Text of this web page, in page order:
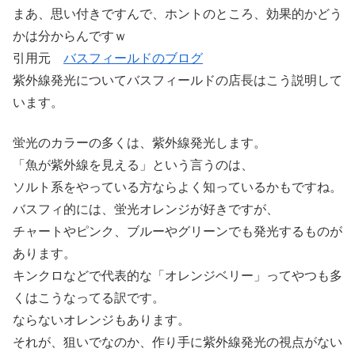
まあ、思い付きですんで、ホントのところ、効果的かどう
かは分からんですｗ
引用元 バスフィールドのブログ
紫外線発光についてバスフィールドの店長はこう説明して
います。
蛍光のカラーの多くは、紫外線発光します。
「魚が紫外線を見える」という言うのは、
ソルト系をやっている方ならよく知っているかもですね。
バスフィ的には、蛍光オレンジが好きですが、
チャートやピンク、ブルーやグリーンでも発光するものが
あります。
キンクロなどで代表的な「オレンジベリー」ってやつも多
くはこうなってる訳です。
ならないオレンジもあります。
それが、狙いでなのか、作り手に紫外線発光の視点がない